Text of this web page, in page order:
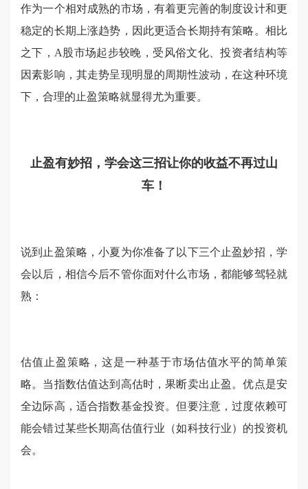
作为一个相对成熟的市场，有着更完善的制度设计和更
稳定的长期上涨趋势，因此更适合长期持有策略。相比
之下，A股市场起步较晚，受风俗文化、投资者结构等
因素影响，其走势呈现明显的周期性波动，在这种环境
下，合理的止盈策略就显得尤为重要。
止盈有妙招，学会这三招让你的收益不再过山
车！
说到止盈策略，小夏为你准备了以下三个止盈妙招，学
会以后，相信今后不管你面对什么市场，都能够驾轻就
熟：
估值止盈策略，这是一种基于市场估值水平的简单策
略。当指数估值达到高估时，果断卖出止盈。优点是安
全边际高，适合指数基金投资。但要注意，过度依赖可
能会错过某些长期高估值行业（如科技行业）的投资机
会。